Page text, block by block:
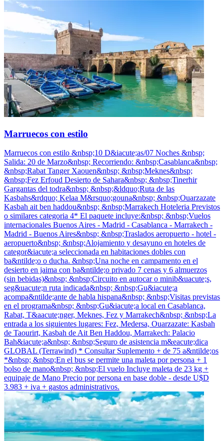
Marruecos con estilo
Marruecos con estilo &nbsp;10 D&iacute;as/07 Noches &nbsp;
Salida: 20 de Marzo&nbsp; Recorriendo: &nbsp;Casablanca&nbsp;
&nbsp;Rabat Tanger Xaouen&nbsp; &nbsp;Meknes&nbsp;
&nbsp;Fez Erfoud Desierto de Sahara&nbsp; &nbsp;Tinerhir
Gargantas del todra&nbsp; &nbsp;&ldquo;Ruta de las
Kasbahs&rdquo; Kelaa M&rsquo;gouna&nbsp; &nbsp;Ouarzazate
Kasbah ait ben haddou&nbsp; &nbsp;Marrakech Hoteleria Previstos
o similares categoria 4* El paquete incluye:&nbsp; &nbsp;Vuelos
internacionales Buenos Aires - Madrid - Casablanca - Marrakech -
Madrid - Buenos Aires&nbsp; &nbsp;Traslados aeropuerto - hotel -
aeropuerto&nbsp; &nbsp;Alojamiento y desayuno en hoteles de
categor&iacute;a seleccionada en habitaciones dobles con
ba&ntilde;o o ducha. &nbsp;Una noche en campamento en el
desierto en jaima con ba&ntilde;o privado 7 cenas y 6 almuerzos
(sin bebidas)&nbsp; &nbsp;Circuito en autocar o minib&uacute;s,
seg&uacute;n ruta indicada&nbsp; &nbsp;Gu&iacute;a
acompa&ntilde;ante de habla hispana&nbsp; &nbsp;Visitas previstas
en el programa&nbsp; &nbsp;Gu&iacute;a local en Casablanca,
Rabat, T&aacute;nger, Meknes, Fez y Marrakech&nbsp; &nbsp;La
entrada a los siguientes lugares: Fez, Medersa, Ouarzazate: Kasbah
de Taourirt, Kasbah de Ait Ben Haddou, Marrakech: Palacio
Bah&iacute;a&nbsp; &nbsp;Seguro de asistencia m&eacute;dica
GLOBAL (Terrawind) * Consultar Suplemento + de 75 a&ntilde;os
*&nbsp; &nbsp;En el bus se permite una maleta por persona + 1
bolso de mano&nbsp; &nbsp;El vuelo Incluye maleta de 23 kg +
equipaje de Mano Precio por persona en base doble - desde U$D
3.983 + iva + gastos administrativos.